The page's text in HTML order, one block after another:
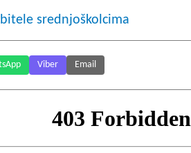
srednjoškolcima
Viber Email